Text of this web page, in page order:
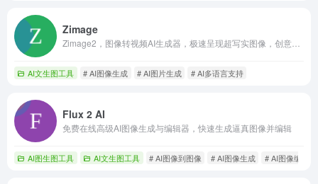
Zimage
AI文生图工具 # AI图像生成 # AI图片生成 # AI多语言支持
Flux 2 AI
免费在线高级AI图像生成与编辑器，快速生成逼真图像并编辑
AI图生图工具 AI文生图工具 # AI图像到图像 # AI图像生成 # AI图像编辑